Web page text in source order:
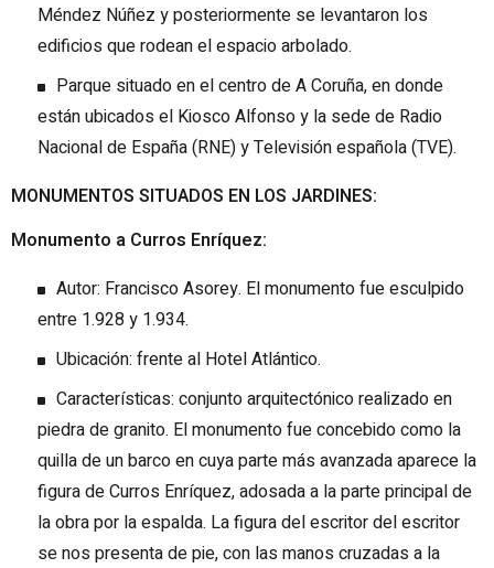
Méndez Núñez y posteriormente se levantaron los
edificios que rodean el espacio arbolado.
Parque situado en el centro de A Coruña, en donde
están ubicados el Kiosco Alfonso y la sede de Radio
Nacional de España (RNE) y Televisión española (TVE).
MONUMENTOS SITUADOS EN LOS JARDINES:
Monumento a Curros Enríquez:
Autor: Francisco Asorey. El monumento fue esculpido
entre 1.928 y 1.934.
Ubicación: frente al Hotel Atlántico.
Características: conjunto arquitectónico realizado en
piedra de granito. El monumento fue concebido como la
quilla de un barco en cuya parte más avanzada aparece la
figura de Curros Enríquez, adosada a la parte principal de
la obra por la espalda. La figura del escritor del escritor
se nos presenta de pie, con las manos cruzadas a la